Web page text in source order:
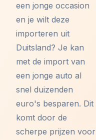
een jonge occasion
en je wilt deze
importeren uit
Duitsland? Je kan
met de import van
een jonge auto al
snel duizenden
euro's besparen. Dit
komt door de
scherpe prijzen voor